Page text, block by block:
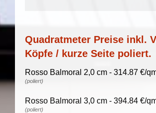
Quadratmeter Preise inkl.
Köpfe / kurze Seite poliert.
Rosso Balmoral 2,0 cm - 314.87 €/
(poliert)
Rosso Balmoral 3,0 cm - 394.84 €/
(poliert)